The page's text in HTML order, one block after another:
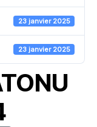
23 janvier 2025
23 janvier 2025